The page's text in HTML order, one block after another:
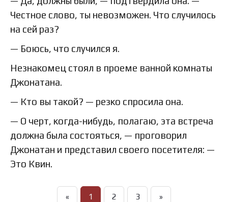
Честное слово, ты невозможен. Что случилось
на сей раз?
— Боюсь, что случился я.
Незнакомец стоял в проеме ванной комнаты
Джонатана.
— Кто вы такой? — резко спросила она.
— О черт, когда-нибудь, полагаю, эта встреча
должна была состояться, — проговорил
Джонатан и представил своего посетителя: —
Это Квин.
« 1 2 3 »